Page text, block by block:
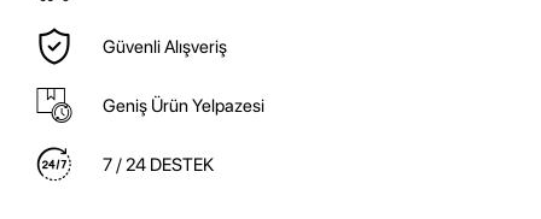
Güvenli Alışveriş
Geniş Ürün Yelpazesi
7 / 24 DESTEK